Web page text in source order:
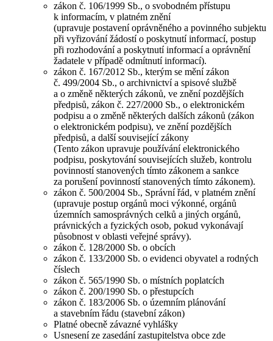
zákon č. 106/1999 Sb., o svobodném přístupu
k informacím, v platném znění
(upravuje postavení oprávněného a povinného subjektu
při vyřizování žádostí o poskytnutí informací, postup
při rozhodování a poskytnutí informací a oprávnění
žadatele v případě odmítnutí informací).
zákon č. 167/2012 Sb., kterým se mění zákon
č. 499/2004 Sb., o archivnictví a spisové službě
a o změně některých zákonů, ve znění pozdějších
předpisů, zákon č. 227/2000 Sb., o elektronickém
podpisu a o změně některých dalších zákonů (zákon
o elektronickém podpisu), ve znění pozdějších
předpisů, a další související zákony
(Tento zákon upravuje používání elektronického
podpisu, poskytování souvisejících služeb, kontrolu
povinností stanovených tímto zákonem a sankce
za porušení povinností stanovených tímto zákonem).
zákon č. 500/2004 Sb., Správní řád, v platném znění
(upravuje postup orgánů moci výkonné, orgánů
územních samosprávných celků a jiných orgánů,
právnických a fyzických osob, pokud vykonávají
působnost v oblasti veřejné správy).
zákon č. 128/2000 Sb. o obcích
zákon č. 133/2000 Sb. o evidenci obyvatel a rodných
číslech
zákon č. 565/1990 Sb. o místních poplatcích
zákon č. 200/1990 Sb. o přestupcích
zákon č. 183/2006 Sb. o územním plánování
a stavebním řádu (stavební zákon)
Platné obecně závazné vyhlášky
Usnesení ze zasedání zastupitelstva obce zde